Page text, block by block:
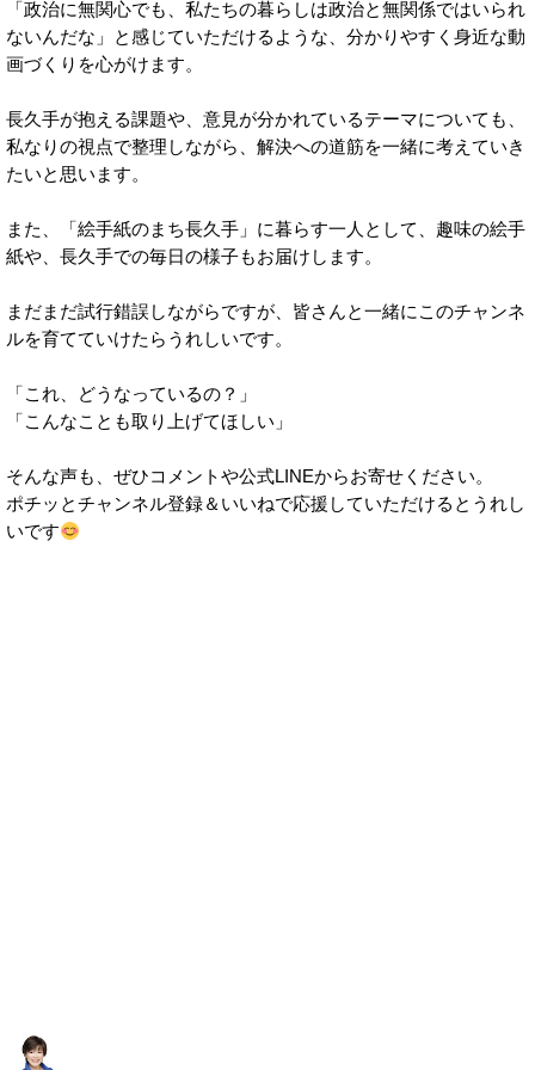
「政治に無関心でも、私たちの暮らしは政治と無関係ではいられ
ないんだな」と感じていただけるような、分かりやすく身近な動
画づくりを心がけます。
長久手が抱える課題や、意見が分かれているテーマについても、
私なりの視点で整理しながら、解決への道筋を一緒に考えていき
たいと思います。
また、「絵手紙のまち長久手」に暮らす一人として、趣味の絵手
紙や、長久手での毎日の様子もお届けします。
まだまだ試行錯誤しながらですが、皆さんと一緒にこのチャンネ
ルを育てていけたらうれしいです。
「これ、どうなっているの？」
「こんなことも取り上げてほしい」
そんな声も、ぜひコメントや公式LINEからお寄せください。
ポチッとチャンネル登録＆いいねで応援していただけるとうれし
いです